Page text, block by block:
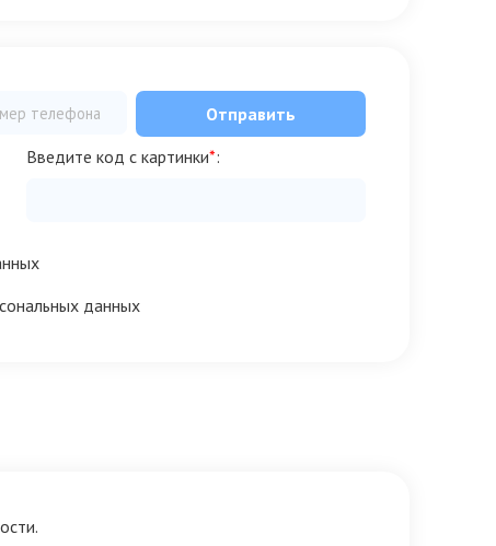
Отправить
Введите код с картинки*:
данных